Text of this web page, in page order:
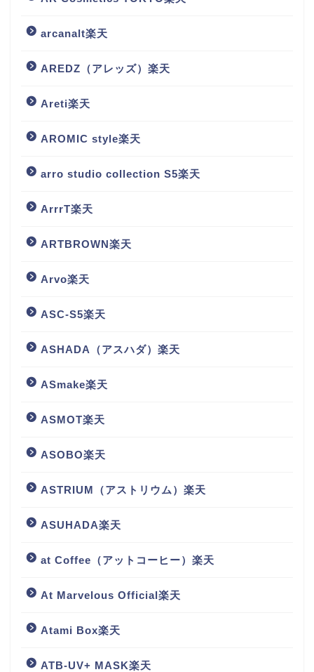
arcanalt楽天
AREDZ（アレッズ）楽天
Areti楽天
AROMIC style楽天
arro studio collection S5楽天
ArrrT楽天
ARTBROWN楽天
Arvo楽天
ASC-S5楽天
ASHADA（アスハダ）楽天
ASmake楽天
ASMOT楽天
ASOBO楽天
ASTRIUM（アストリウム）楽天
ASUHADA楽天
at Coffee（アットコーヒー）楽天
At Marvelous Official楽天
Atami Box楽天
ATB-UV+ MASK楽天